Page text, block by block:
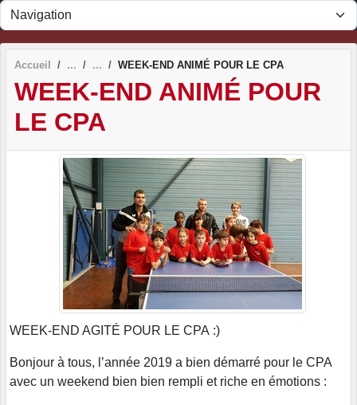
Accueil WEEK-END ANIMÉ POUR LE CPA
WEEK-END ANIMÉ POUR
LE CPA
WEEK-END AGITÉ POUR LE CPA :)
Bonjour à tous, l’année 2019 a bien démarré pour le CPA
avec un weekend bien bien rempli et riche en émotions :
Panneau de gestion des cookies